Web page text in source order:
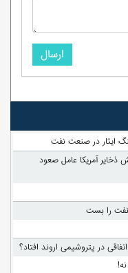
ارسال
ایثار در صنعت نفت
آمریکا عامل صعود
در پتروشیمی اروند افتاد؟